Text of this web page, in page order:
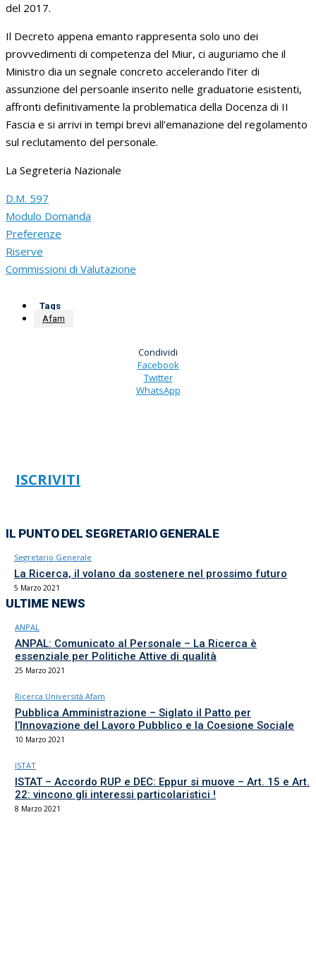
del 2017.
Il Decreto appena emanto rappresenta solo uno dei
provvedimenti di competenza del Miur, ci auguriamo che il
Ministro dia un segnale concreto accelerando l’iter di
assunzione del persoanle inserito nelle graduatorie esistenti,
affronti definitivamente la problematica della Docenza di II
Fascia e si arrivi in tempi brevi all’emanazione del regolamento
sul reclutamento del personale.
La Segreteria Nazionale
D.M. 597
Modulo Domanda
Preferenze
Riserve
Commissioni di Valutazione
Tags
Afam
Condividi
Facebook
Twitter
WhatsApp
ISCRIVITI
IL PUNTO DEL SEGRETARIO GENERALE
Segretario Generale
La Ricerca, il volano da sostenere nel prossimo futuro
5 Marzo 2021
ULTIME NEWS
ANPAL
ANPAL: Comunicato al Personale – La Ricerca è
essenziale per Politiche Attive di qualità
25 Marzo 2021
Ricerca Università Afam
Pubblica Amministrazione – Siglato il Patto per
l’Innovazione del Lavoro Pubblico e la Coesione Sociale
10 Marzo 2021
ISTAT
ISTAT – Accordo RUP e DEC: Eppur si muove – Art. 15 e Art.
22: vincono gli interessi particolaristici !
8 Marzo 2021